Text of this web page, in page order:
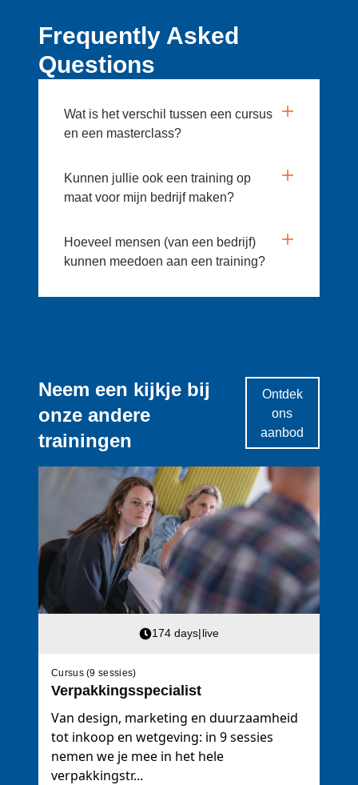
Frequently Asked
Questions
Wat is het verschil tussen een cursus
en een masterclass?
Kunnen jullie ook een training op
maat voor mijn bedrijf maken?
Hoeveel mensen (van een bedrijf)
kunnen meedoen aan een training?
Neem een kijkje bij
onze andere
trainingen
Ontdek
ons
aanbod
174 days|live
Cursus (9 sessies)
Verpakkingsspecialist
Van design, marketing en duurzaamheid
tot inkoop en wetgeving: in 9 sessies
nemen we je mee in het hele
verpakkingstr...